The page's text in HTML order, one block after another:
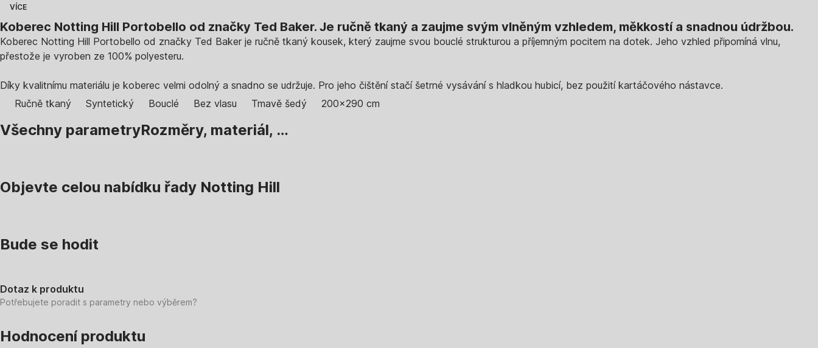
VÍCE
Koberec Notting Hill Portobello od značky Ted Baker. Je ručně tkaný a zaujme svým vlněným vzhledem, měkkostí a snadnou údržbou.
Koberec Notting Hill Portobello od značky Ted Baker je ručně tkaný kousek, který zaujme svou bouclé strukturou a příjemným pocitem na dotek. Jeho vzhled připomíná vlnu,
přestože je vyroben ze 100% polyesteru.
Díky kvalitnímu materiálu je koberec velmi odolný a snadno se udržuje. Pro jeho čištění stačí šetrné vysávání s hladkou hubicí, bez použití kartáčového nástavce.
Ručně tkaný
Syntetický Bouclé Bez vlasu Tmavě šedý 200x290 cm
Všechny parametryRozměry, materiál, …
Objevte celou nabídku řady Notting Hill
Bude se hodit
Dotaz k produktu
Potřebujete poradit s parametry nebo výběrem?
Hodnocení produktu